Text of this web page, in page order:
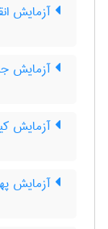
آزمایش
آزمایش
آزمایش
آزمایش